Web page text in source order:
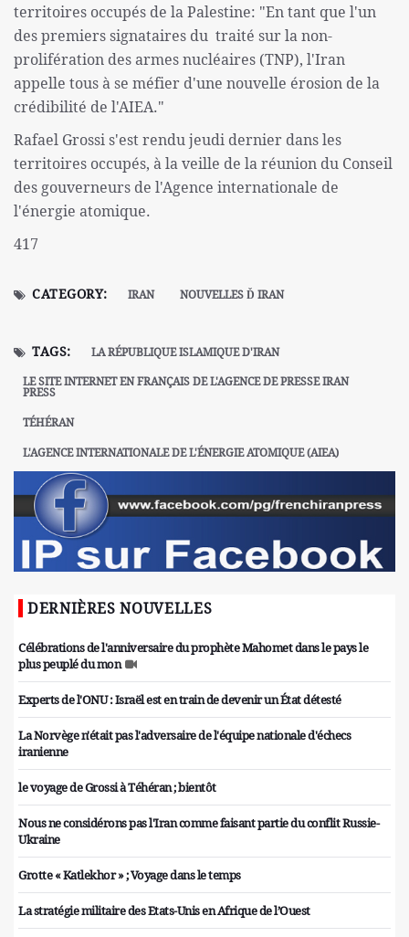
territoires occupés de la Palestine: "En tant que l'un
des premiers signataires du traité sur la non-
prolifération des armes nucléaires (TNP), l'Iran
appelle tous à se méfier d'une nouvelle érosion de la
crédibilité de l'AIEA."
Rafael Grossi s'est rendu jeudi dernier dans les
territoires occupés, à la veille de la réunion du Conseil
des gouverneurs de l'Agence internationale de
l'énergie atomique.
417
CATEGORY: IRAN NOUVELLES Ď IRAN
TAGS:
LA RÉPUBLIQUE ISLAMIQUE D'IRAN
LE SITE INTERNET EN FRANÇAIS DE L'AGENCE DE PRESSE IRAN
PRESS
TÉHÉRAN
L'AGENCE INTERNATIONALE DE L'ÉNERGIE ATOMIQUE (AIEA)
DERNIÈRES NOUVELLES
Célébrations de l'anniversaire du prophète Mahomet dans le pays le
plus peuplé du mon
Experts de l'ONU : Israël est en train de devenir un État détesté
La Norvège n'était pas l'adversaire de l'équipe nationale d'échecs
iranienne
le voyage de Grossi à Téhéran ; bientôt
Nous ne considérons pas l'Iran comme faisant partie du conflit Russie-
Ukraine
Grotte « Katlekhor » ; Voyage dans le temps
La stratégie militaire des Etats-Unis en Afrique de l’Ouest